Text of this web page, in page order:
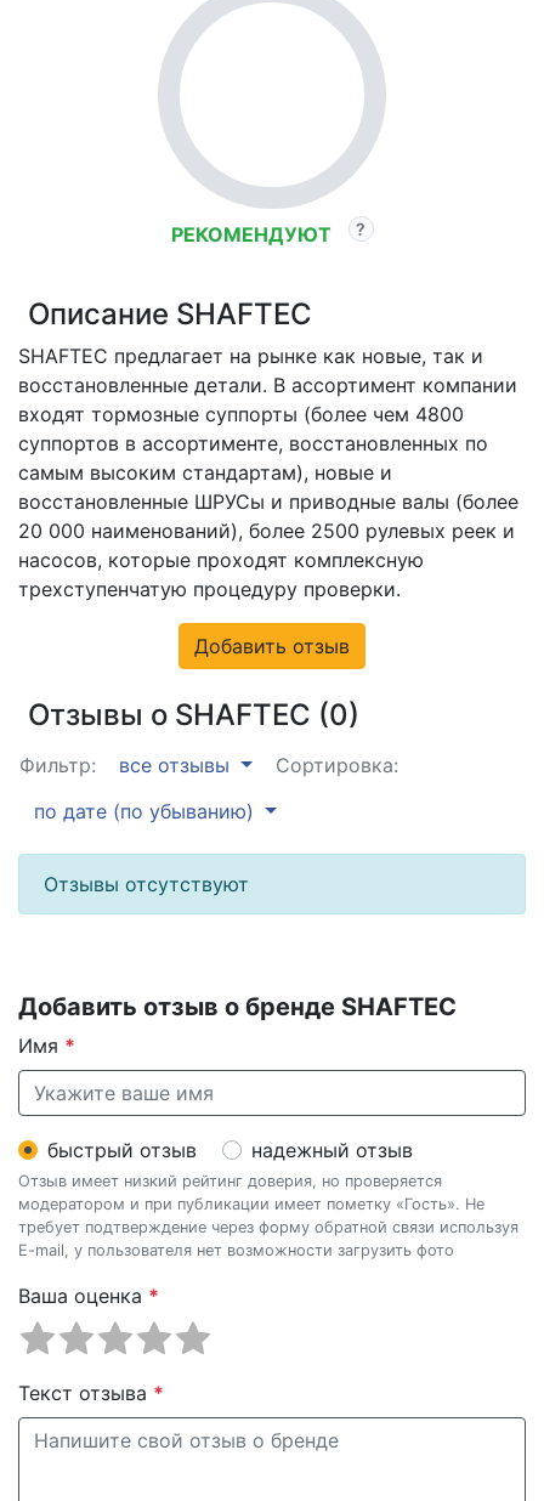
РЕКОМЕНДУЮТ
Описание SHAFTEC
SHAFTEC предлагает на рынке как новые, так и
восстановленные детали. В ассортимент компании
входят тормозные суппорты (более чем 4800
суппортов в ассортименте, восстановленных по
самым высоким стандартам), новые и
восстановленные ШРУСы и приводные валы (более
20 000 наименований), более 2500 рулевых реек и
насосов, которые проходят комплексную
трехступенчатую процедуру проверки.
Добавить отзыв
Отзывы о SHAFTEC (0)
Фильтр: все отзывы
Сортировка:
по дате (по убыванию)
Отзывы отсутствуют
Добавить отзыв о бренде SHAFTEC
Имя *
быстрый отзыв надежный отзыв
Отзыв имеет низкий рейтинг доверия, но проверяется
модератором и при публикации имеет пометку «Гость». Не
требует подтверждение через форму обратной связи используя
E-mail, у пользователя нет возможности загрузить фото
Ваша оценка *
Текст отзыва *